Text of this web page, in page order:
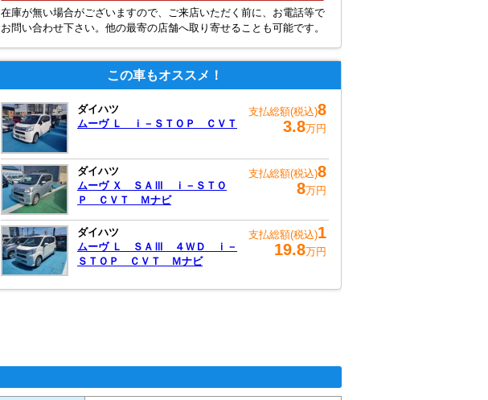
在庫が無い場合がございますので、ご来店いただく前に、お電話等で
お問い合わせ下さい。他の最寄の店舗へ取り寄せることも可能です。
この車もオススメ！
ダイハツ
ムーヴ Ｌ ｉ－ＳＴＯＰ ＣＶＴ
支払総額(税込)8
3.8万円
ダイハツ
ムーヴ Ｘ ＳＡⅢ ｉ－ＳＴＯ
Ｐ ＣＶＴ Ｍナビ
支払総額(税込)8
8万円
ダイハツ
ムーヴ Ｌ ＳＡⅢ ４ＷＤ ｉ－
ＳＴＯＰ ＣＶＴ Ｍナビ
支払総額(税込)1
19.8万円